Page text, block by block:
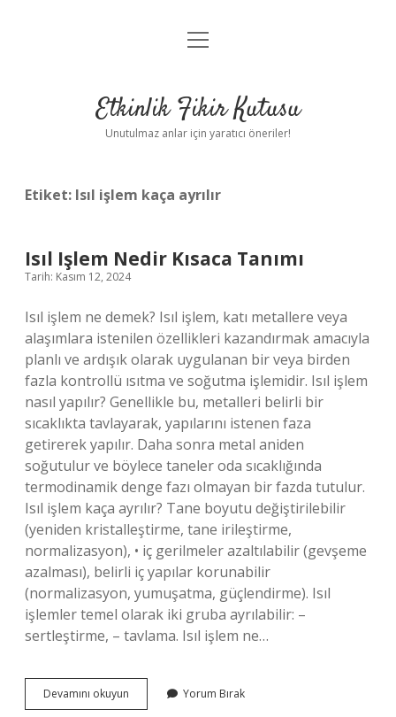
Anasayfa
Yasal Uyarı
menüyü
Etkinlik Fikir Kutusu
Unutulmaz anlar için yaratıcı öneriler!
Etiket: Isıl işlem kaça ayrılır
Isıl Işlem Nedir Kısaca Tanımı
Tarih: Kasım 12, 2024
Isıl işlem ne demek? Isıl işlem, katı metallere veya
alaşımlara istenilen özellikleri kazandırmak amacıyla
planlı ve ardışık olarak uygulanan bir veya birden
fazla kontrollü ısıtma ve soğutma işlemidir. Isıl işlem
nasıl yapılır? Genellikle bu, metalleri belirli bir
sıcaklıkta tavlayarak, yapılarını istenen faza
getirerek yapılır. Daha sonra metal aniden
soğutulur ve böylece taneler oda sıcaklığında
termodinamik denge fazı olmayan bir fazda tutulur.
Isıl işlem kaça ayrılır? Tane boyutu değiştirilebilir
(yeniden kristalleştirme, tane irileştirme,
normalizasyon), • iç gerilmeler azaltılabilir (gevşeme
azalması), belirli iç yapılar korunabilir
(normalizasyon, yumuşatma, güçlendirme). Isıl
işlemler temel olarak iki gruba ayrılabilir: –
sertleştirme, – tavlama. Isıl işlem ne…
Devamını okuyun
Işlem
Yorum Bırak